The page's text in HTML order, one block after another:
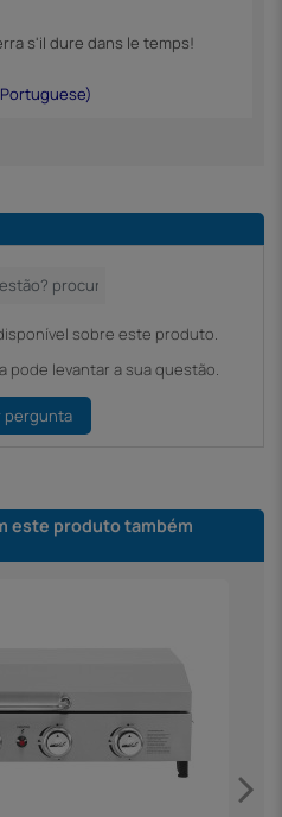
s'il dure dans le temps!
sobre este produto.
pode levantar a sua questão.
pergunta
este produto também